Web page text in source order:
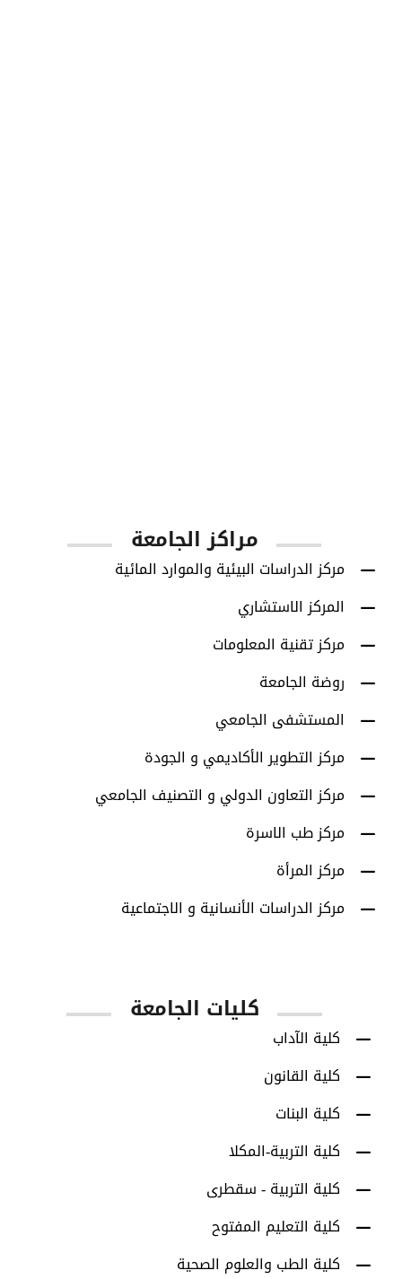
مراكز الجامعة
مركز الدراسات البيئية والموارد المائية
المركز الاستشاري
مركز تقنية المعلومات
روضة الجامعة
المستشفى الجامعي
مركز التطوير الأكاديمي و الجودة
مركز التعاون الدولي و التصنيف الجامعي
مركز طب الاسرة
مركز المرأة
مركز الدراسات الأنسانية و الاجتماعية
كليات الجامعة
كلية الآداب
كلية القانون
كلية البنات
كلية التربية-المكلا
كلية التربية - سقطرى
كلية التعليم المفتوح
كلية الطب والعلوم الصحية